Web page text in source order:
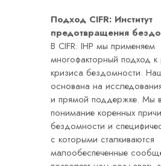
Подход CIFR: Институт
предотвращения
В CIFR: IHP мы применяем
многофакторный подход
кризиса бездомности.
основана на
и прямой поддержке. Мы
понимание коренных
бездомности и
с которыми сталкиваются
малообеспеченные